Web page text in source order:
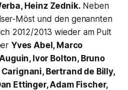
Heinz Zednik. Neben
Möst und den genannten
2012/2013 wieder am Pult
Yves Abel, Marco
Ivor Bolton, Bruno
Bertrand de Billy,
Ettinger, Adam Fischer,